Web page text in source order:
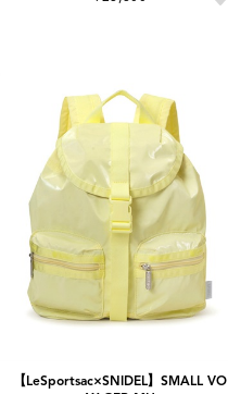
【LeSportsac×SNIDEL】SMALL VO